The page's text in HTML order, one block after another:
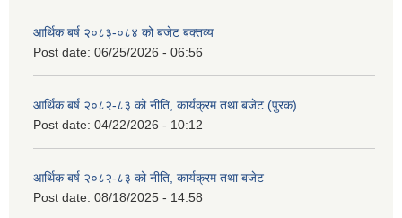
आर्थिक बर्ष २०८३-०८४ को बजेट बक्तव्य
Post date: 06/25/2026 - 06:56
आर्थिक बर्ष २०८२-८३ को नीति, कार्यक्रम तथा बजेट (पुरक)
Post date: 04/22/2026 - 10:12
आर्थिक बर्ष २०८२-८३ को नीति, कार्यक्रम तथा बजेट
Post date: 08/18/2025 - 14:58